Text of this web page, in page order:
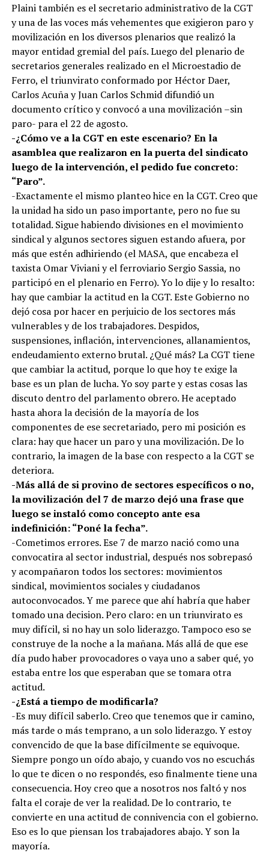
Plaini también es el secretario administrativo de la CGT
y una de las voces más vehementes que exigieron paro y
movilización en los diversos plenarios que realizó la
mayor entidad gremial del país. Luego del plenario de
secretarios generales realizado en el Microestadio de
Ferro, el triunvirato conformado por Héctor Daer,
Carlos Acuña y Juan Carlos Schmid difundió un
documento crítico y convocó a una movilización –sin
paro- para el 22 de agosto.
-¿Cómo ve a la CGT en este escenario? En la
asamblea que realizaron en la puerta del sindicato
luego de la intervención, el pedido fue concreto:
“Paro”.
-Exactamente el mismo planteo hice en la CGT. Creo que
la unidad ha sido un paso importante, pero no fue su
totalidad. Sigue habiendo divisiones en el movimiento
sindical y algunos sectores siguen estando afuera, por
más que estén adhiriendo (el MASA, que encabeza el
taxista Omar Viviani y el ferroviario Sergio Sassia, no
participó en el plenario en Ferro). Yo lo dije y lo resalto:
hay que cambiar la actitud en la CGT. Este Gobierno no
dejó cosa por hacer en perjuicio de los sectores más
vulnerables y de los trabajadores. Despidos,
suspensiones, inflación, intervenciones, allanamientos,
endeudamiento externo brutal. ¿Qué más? La CGT tiene
que cambiar la actitud, porque lo que hoy te exige la
base es un plan de lucha. Yo soy parte y estas cosas las
discuto dentro del parlamento obrero. He aceptado
hasta ahora la decisión de la mayoría de los
componentes de ese secretariado, pero mi posición es
clara: hay que hacer un paro y una movilización. De lo
contrario, la imagen de la base con respecto a la CGT se
deteriora.
-Más allá de si provino de sectores específicos o no,
la movilización del 7 de marzo dejó una frase que
luego se instaló como concepto ante esa
indefinición: “Poné la fecha”.
-Cometimos errores. Ese 7 de marzo nació como una
convocatira al sector industrial, después nos sobrepasó
y acompañaron todos los sectores: movimientos
sindical, movimientos sociales y ciudadanos
autoconvocados. Y me parece que ahí habría que haber
tomado una decision. Pero claro: en un triunvirato es
muy difícil, si no hay un solo liderazgo. Tampoco eso se
construye de la noche a la mañana. Más allá de que ese
día pudo haber provocadores o vaya uno a saber qué, yo
estaba entre los que esperaban que se tomara otra
actitud.
-¿Está a tiempo de modificarla?
-Es muy difícil saberlo. Creo que tenemos que ir camino,
más tarde o más temprano, a un solo liderazgo. Y estoy
convencido de que la base difícilmente se equivoque.
Siempre pongo un oído abajo, y cuando vos no escuchás
lo que te dicen o no respondés, eso finalmente tiene una
consecuencia. Hoy creo que a nosotros nos faltó y nos
falta el coraje de ver la realidad. De lo contrario, te
convierte en una actitud de connivencia con el gobierno.
Eso es lo que piensan los trabajadores abajo. Y son la
mayoría.